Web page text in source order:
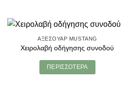
ΑΞΕΣΟΥΆΡ MUSTANG
Χειρολαβή οδήγησης συνοδού
ΠΕΡΙΣΣΌΤΕΡΑ